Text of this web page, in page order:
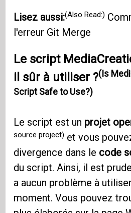
Lisez aussi:(Also Read:)
l'erreur Git Merge
Le script
il sûr à utiliser ?(Is
Script Safe to Use?)
Le script est un projet
source project) et vous
divergence dans le code
du script. Ainsi, il est
a aucun problème à
moment. Vous pouvez